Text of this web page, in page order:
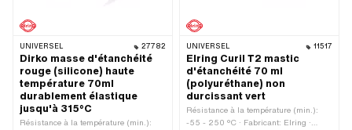
UNIVERSEL 27782
Dirko masse d'étanchéité
rouge (silicone) haute
température 70ml
durablement élastique
jusqu'à 315°C
Résistance à la température (min.):
UNIVERSEL 11517
Elring Curil T2 mastic
d'étanchéité 70 ml
(polyuréthane) non
durcissant vert
Résistance à la température (min.):
-55 - 250 °C · Fabricant: Elring ·